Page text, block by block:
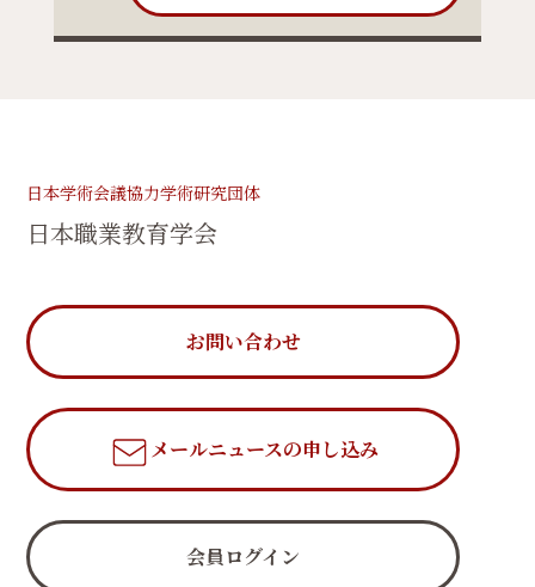
日本学術会議協力学術研究団体
日本職業教育学会
お問い合わせ
メールニュースの申し込み
会員ログイン